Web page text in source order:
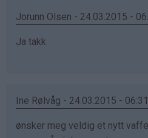
Jorunn Olsen - 24.03.2015 -
Ja takk
Ine Rølvåg - 24.03.2015 - 06:31
ønsker meg veldig et nytt